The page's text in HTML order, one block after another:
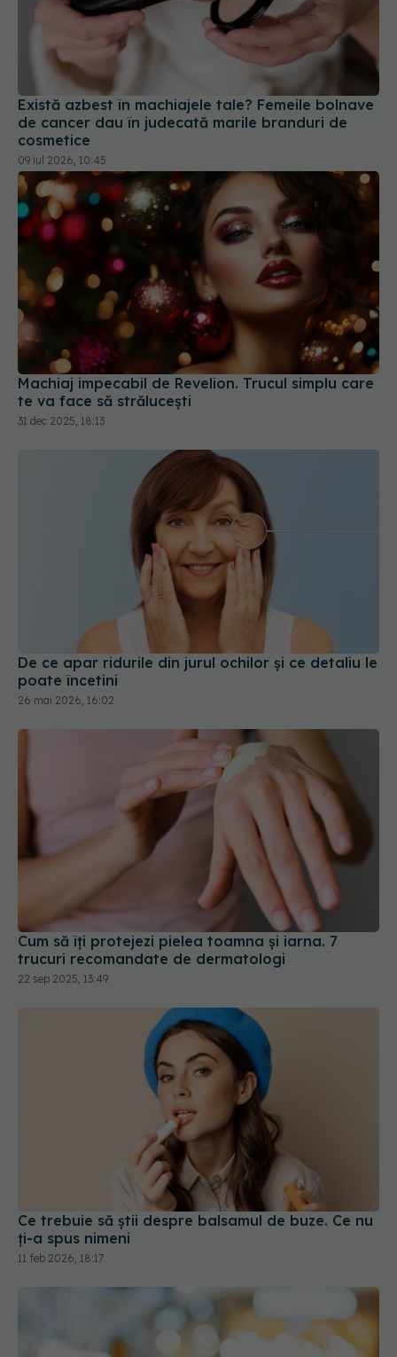
Există azbest în machiajele tale? Femeile bolnave
de cancer dau în judecată marile branduri de
cosmetice
09 iul 2026, 10:45
Machiaj impecabil de Revelion. Trucul simplu care
te va face să strălucești
31 dec 2025, 18:13
De ce apar ridurile din jurul ochilor și ce detaliu le
poate încetini
26 mai 2026, 16:02
Cum să îți protejezi pielea toamna și iarna. 7
trucuri recomandate de dermatologi
22 sep 2025, 13:49
Ce trebuie să știi despre balsamul de buze. Ce nu